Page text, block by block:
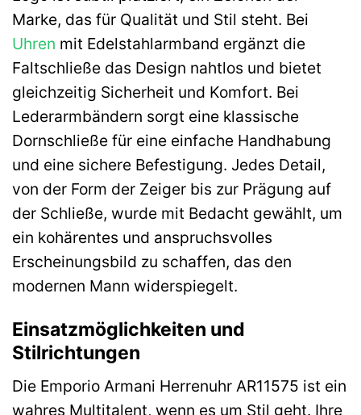
Marke, das für Qualität und Stil steht. Bei
Uhren mit Edelstahlarmband ergänzt die
Faltschließe das Design nahtlos und bietet
gleichzeitig Sicherheit und Komfort. Bei
Lederarmbändern sorgt eine klassische
Dornschließe für eine einfache Handhabung
und eine sichere Befestigung. Jedes Detail,
von der Form der Zeiger bis zur Prägung auf
der Schließe, wurde mit Bedacht gewählt, um
ein kohärentes und anspruchsvolles
Erscheinungsbild zu schaffen, das den
modernen Mann widerspiegelt.
Einsatzmöglichkeiten und
Stilrichtungen
Die Emporio Armani Herrenuhr AR11575 ist ein
wahres Multitalent, wenn es um Stil geht. Ihre